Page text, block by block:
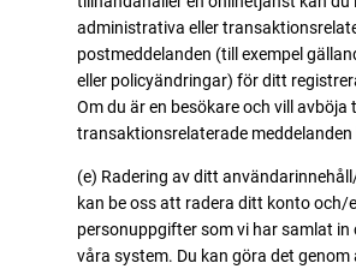
administrativa eller
postmeddelanden (till exempel
eller policyändringar) för ditt
Om du är en besökare och vill
transaktionsrelaterade meddelanden
(e) Radering av ditt
kan be oss att radera ditt konto och/
personuppgifter som vi har samlat in
våra system. Du kan göra det genom